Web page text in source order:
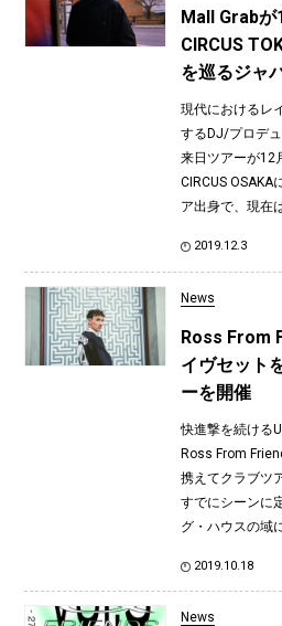
Mall Grabが
CIRCUS
を巡るジャ
現代におけるレ
するDJ/プロデ
来日ツアーが12
CIRCUS
ア出身で、現在
2019.12.3
News
Ross From
イヴセット
ーを開催
快進撃を続ける
Ross From
携えてクラブツ
すでにシーンに
グ・ハウスの域
2019.10.18
News